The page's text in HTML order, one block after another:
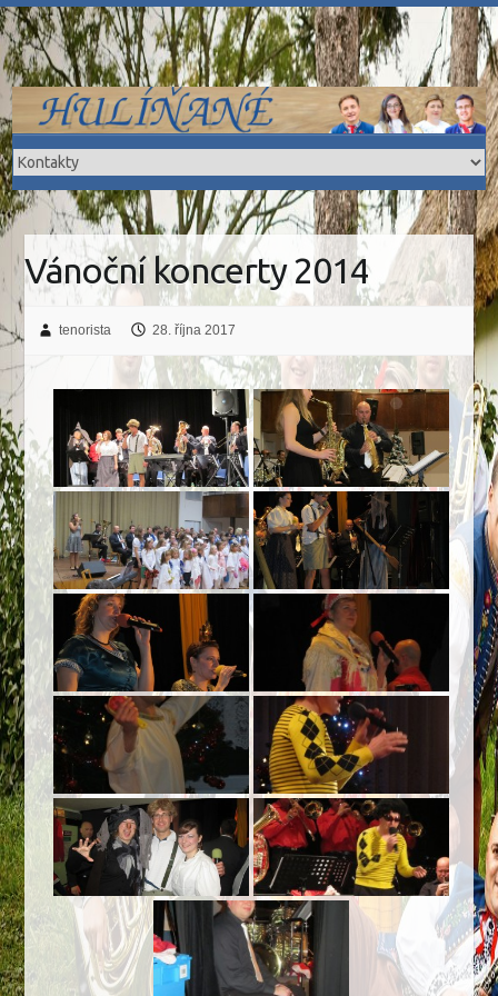
Skip
to
content
Vánoční koncerty 2014
tenorista 28. října 2017